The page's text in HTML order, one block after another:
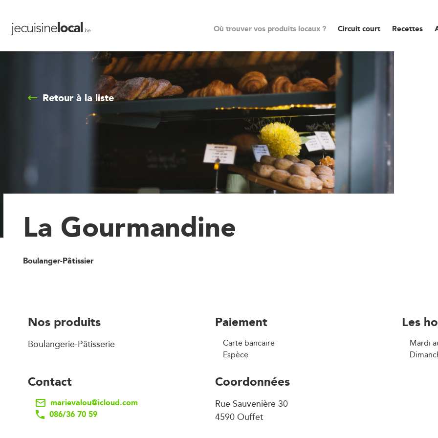
Où trouver vos produits locaux ? Circuit court Recettes
Retour à la liste
La Gourmandine
Boulanger-Pâtissier
Nos produits
Boulangerie-Pâtisserie
Paiement
Carte bancaire
Espèce
Les
Mardi
Contact
marievalou@icloud.com
086/36 70 59
Coordonnées
Rue Sauvenière 30
4590 Ouffet